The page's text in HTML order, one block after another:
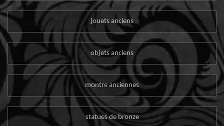
jouets anciens
objets anciens
montre anciennes
statues de bronze